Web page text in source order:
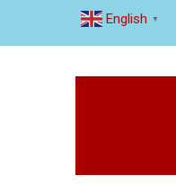
English ▼